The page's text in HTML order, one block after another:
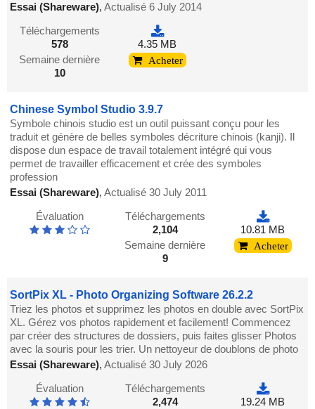
Essai (Shareware),Actualisé 6 July 2014
Téléchargements
578
Semaine dernière
10
4.35 MB
Acheter
Chinese Symbol Studio 3.9.7
Symbole chinois studio est un outil puissant conçu pour les
traduit et génère de belles symboles décriture chinois (kanji). Il
dispose dun espace de travail totalement intégré qui vous
permet de travailler efficacement et crée des symboles
profession
Essai (Shareware),Actualisé 30 July 2011
Évaluation
Téléchargements
2,104
Semaine dernière
9
10.81 MB
Acheter
SortPix XL - Photo Organizing Software 26.2.2
Triez les photos et supprimez les photos en double avec SortPix
XL. Gérez vos photos rapidement et facilement! Commencez
par créer des structures de dossiers, puis faites glisser Photos
avec la souris pour les trier. Un nettoyeur de doublons de photo
Essai (Shareware),Actualisé 30 July 2026
Évaluation
Téléchargements
2,474
19.24 MB